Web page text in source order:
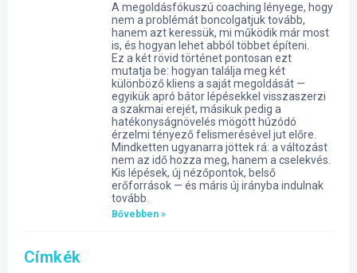
A megoldásfókuszú coaching lényege, hogy
nem a problémát boncolgatjuk tovább,
hanem azt keressük, mi működik már most
is, és hogyan lehet abból többet építeni.
Ez a két rövid történet pontosan ezt
mutatja be: hogyan találja meg két
különböző kliens a saját megoldását —
egyikük apró bátor lépésekkel visszaszerzi
a szakmai erejét, másikuk pedig a
hatékonyságnövelés mögött húzódó
érzelmi tényező felismerésével jut előre.
Mindketten ugyanarra jöttek rá: a változást
nem az idő hozza meg, hanem a cselekvés.
Kis lépések, új nézőpontok, belső
erőforrások — és máris új irányba indulnak
tovább.
Bővebben »
Címkék